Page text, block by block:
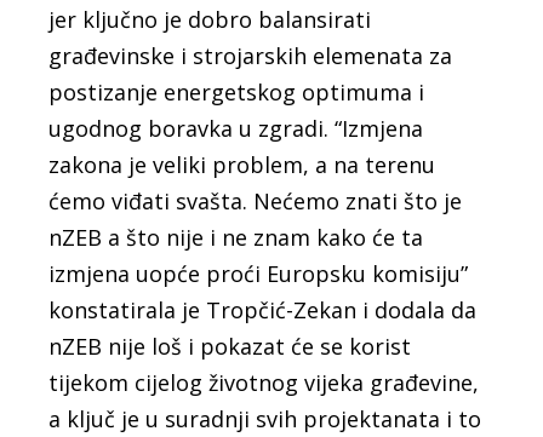
jer ključno je dobro balansirati
građevinske i strojarskih elemenata za
postizanje energetskog optimuma i
ugodnog boravka u zgradi. “Izmjena
zakona je veliki problem, a na terenu
ćemo viđati svašta. Nećemo znati što je
nZEB a što nije i ne znam kako će ta
izmjena uopće proći Europsku komisiju”
konstatirala je Tropčić-Zekan i dodala da
nZEB nije loš i pokazat će se korist
tijekom cijelog životnog vijeka građevine,
a ključ je u suradnji svih projektanata i to